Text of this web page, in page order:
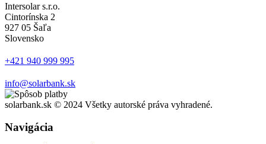
Intersolar s.r.o.
Cintorínska 2
927 05 Šaľa
Slovensko
+421 940 999 995
info@solarbank.sk
solarbank.sk © 2024 Všetky autorské práva vyhradené.
Navigácia